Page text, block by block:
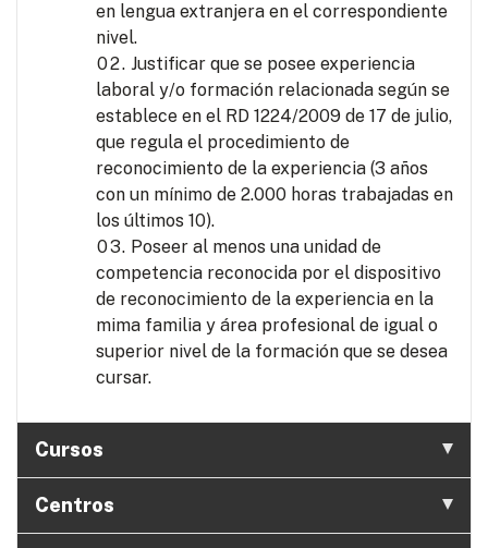
en lengua extranjera en el correspondiente
nivel.
Justificar que se posee experiencia
laboral y/o formación relacionada según se
establece en el RD 1224/2009 de 17 de julio,
que regula el procedimiento de
reconocimiento de la experiencia (3 años
con un mínimo de 2.000 horas trabajadas en
los últimos 10).
Poseer al menos una unidad de
competencia reconocida por el dispositivo
de reconocimiento de la experiencia en la
mima familia y área profesional de igual o
superior nivel de la formación que se desea
cursar.
Cursos
Centros